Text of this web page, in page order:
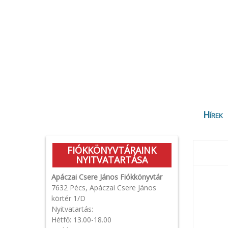
Hírek
FIÓKKÖNYVTÁRAINK
NYITVATARTÁSA
Apáczai Csere János Fiókkönyvtár
7632 Pécs, Apáczai Csere János
körtér 1/D
Nyitvatartás:
Hétfő: 13.00-18.00